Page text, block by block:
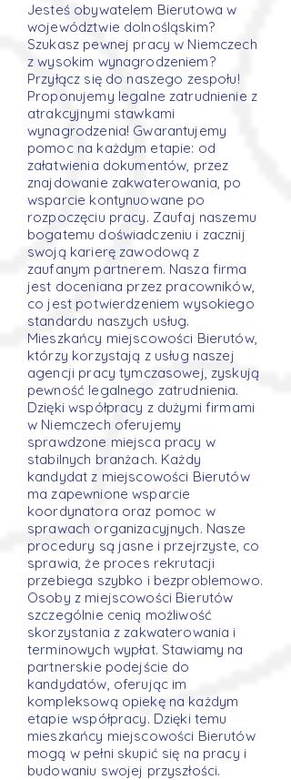
Jesteś obywatelem Bierutowa w
województwie dolnośląskim?
Szukasz pewnej pracy w Niemczech
z wysokim wynagrodzeniem?
Przyłącz się do naszego zespołu!
Proponujemy legalne zatrudnienie z
atrakcyjnymi stawkami
wynagrodzenia! Gwarantujemy
pomoc na każdym etapie: od
załatwienia dokumentów, przez
znajdowanie zakwaterowania, po
wsparcie kontynuowane po
rozpoczęciu pracy. Zaufaj naszemu
bogatemu doświadczeniu i zacznij
swoją karierę zawodową z
zaufanym partnerem. Nasza firma
jest doceniana przez pracowników,
co jest potwierdzeniem wysokiego
standardu naszych usług.
Mieszkańcy miejscowości Bierutów,
którzy korzystają z usług naszej
agencji pracy tymczasowej, zyskują
pewność legalnego zatrudnienia.
Dzięki współpracy z dużymi firmami
w Niemczech oferujemy
sprawdzone miejsca pracy w
stabilnych branżach. Każdy
kandydat z miejscowości Bierutów
ma zapewnione wsparcie
koordynatora oraz pomoc w
sprawach organizacyjnych. Nasze
procedury są jasne i przejrzyste, co
sprawia, że proces rekrutacji
przebiega szybko i bezproblemowo.
Osoby z miejscowości Bierutów
szczególnie cenią możliwość
skorzystania z zakwaterowania i
terminowych wypłat. Stawiamy na
partnerskie podejście do
kandydatów, oferując im
kompleksową opiekę na każdym
etapie współpracy. Dzięki temu
mieszkańcy miejscowości Bierutów
mogą w pełni skupić się na pracy i
budowaniu swojej przyszłości.